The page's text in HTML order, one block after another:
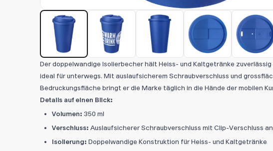
Der doppelwandige Isolierbecher hält Heiss- und Kaltgetränke
ideal für unterwegs. Mit auslaufsicherem Schraubverschluss und
Bedruckungsfläche bringt er die Marke täglich in die Hände der mobilen
Details auf einen Blick:
Volumen: 350 ml
Verschluss: Auslaufsicherer Schraubverschluss mit Clip-Verschluss
Isolierung: Doppelwandige Konstruktion für Heiss- und Kaltgetränke